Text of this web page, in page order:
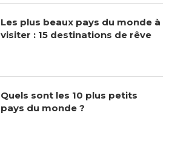
Les plus beaux pays du monde à
visiter : 15 destinations de rêve
Quels sont les 10 plus petits
pays du monde ?